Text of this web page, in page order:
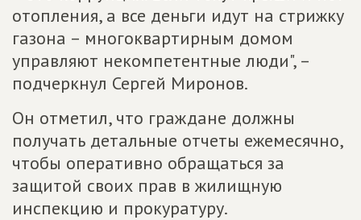
отопления, а все деньги идут на стрижку
газона – многоквартирным домом
управляют некомпетентные люди", –
подчеркнул Сергей Миронов.
Он отметил, что граждане должны
получать детальные отчеты ежемесячно,
чтобы оперативно обращаться за
защитой своих прав в жилищную
инспекцию и прокуратуру.